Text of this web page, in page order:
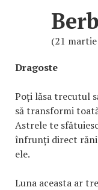
(21
Dragoste
Poți lăsa trecutul
să transformi
Astrele te
înfrunți direct
ele.
Luna aceasta ar